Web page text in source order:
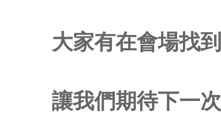
大家有在會場找
讓我們期待下一